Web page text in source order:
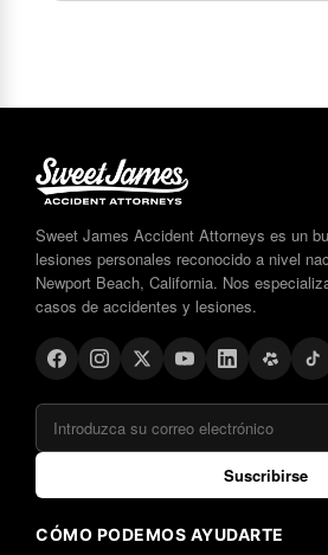
Sweet James Accident Attorneys es un
lesiones personales reconocido a nivel
Newport Beach, California. Nos
casos de accidentes y lesiones.
Suscribirse
CÓMO PODEMOS AYUDARTE